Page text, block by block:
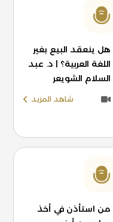
هل ينعقد البيع بغير
اللغة العربية؟ | د. عبد
السلام الشويعر
شاهد المزيد
من استأذن في أخذ